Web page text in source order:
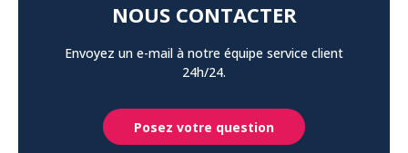
NOUS CONTACTER
Envoyez un e-mail à notre équipe service client
24h/24.
Posez votre question